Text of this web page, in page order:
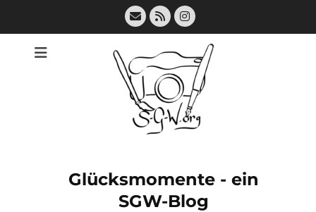
E-
Mail
FeedInstagram
Glücksmomente - ein
SGW-Blog